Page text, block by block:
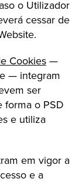
o Utilizador
cessar de
Cookies —
— integram
ser
forma o PSD
e utiliza
em vigor a
e a